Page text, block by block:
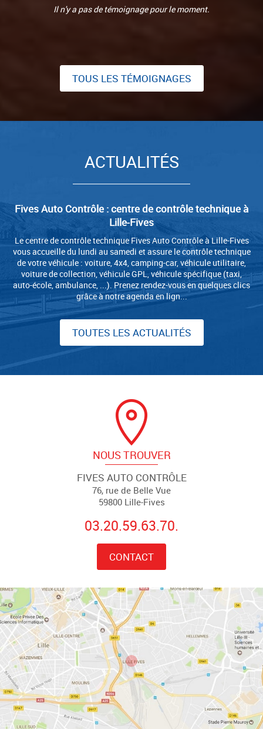
Il n'y a pas de témoignage pour le moment.
TOUS LES TÉMOIGNAGES
ACTUALITÉS
Fives Auto Contrôle : centre de contrôle technique à
Lille-Fives
Le centre de contrôle technique Fives Auto Contrôle à Lille-Fives
vous accueille du lundi au samedi et assure le contrôle technique
de votre véhicule : voiture, 4x4, camping-car, véhicule utilitaire,
voiture de collection, véhicule GPL, véhicule spécifique (taxi,
auto-école, ambulance, ...). Prenez rendez-vous en quelques clics
grâce à notre agenda en lign...
TOUTES LES ACTUALITÉS
NOUS TROUVER
FIVES AUTO CONTRÔLE
76, rue de Belle Vue
59800 Lille-Fives
03.20.59.63.70.
CONTACT